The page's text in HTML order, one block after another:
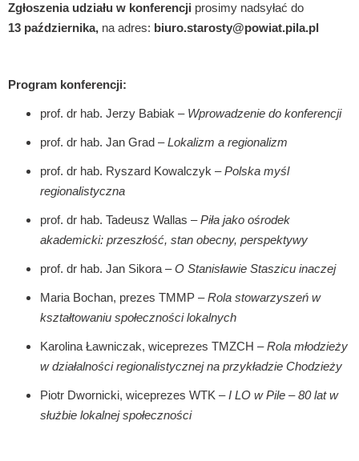
Zgłoszenia udziału w konferencji prosimy nadsyłać do
13 października, na adres: biuro.starosty@powiat.pila.pl
Program konferencji:
prof. dr hab. Jerzy Babiak – Wprowadzenie do konferencji
prof. dr hab. Jan Grad –Lokalizm a regionalizm
prof. dr hab. Ryszard Kowalczyk –Polska myśl
regionalistyczna
prof. dr hab. Tadeusz Wallas –Piła jako ośrodek
akademicki: przeszłość, stan obecny, perspektywy
prof. dr hab. Jan Sikora –O Stanisławie Staszicu inaczej
Maria Bochan, prezes TMMP –Rola stowarzyszeń w
kształtowaniu społeczności lokalnych
Karolina Ławniczak, wiceprezes TMZCH –Rola młodzieży
w działalności regionalistycznej na przykładzie Chodzieży
Piotr Dwornicki, wiceprezes WTK –I LO w Pile – 80 lat w
służbie lokalnej społeczności